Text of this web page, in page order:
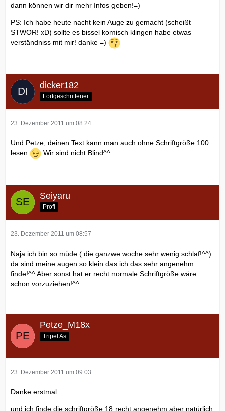
dann können wir dir mehr Infos geben!=)
PS: Ich habe heute nacht kein Auge zu gemacht (scheißt
STWOR! xD) sollte es bissel komisch klingen habe etwas
verständniss mit mir! danke =)
dicker182
Fortgeschrittener
23. Dezember 2011 um 08:24
Und Petze, deinen Text kann man auch ohne Schriftgröße 100
lesen
Wir sind nicht Blind^^
Seiyaru
Profi
23. Dezember 2011 um 08:57
Naja ich bin so müde ( die ganzwe woche sehr wenig schlaf!^^)
da sind meine augen so klein das ich das sehr angenehm
finde!^^ Aber sonst hat er recht normale Schriftgröße wäre
schon vorzuziehen!^^
Petze_M18x
Tripel As
23. Dezember 2011 um 09:03
Danke erstmal
und ich finde die schriftgröße 18 recht angenehm aber natürlich